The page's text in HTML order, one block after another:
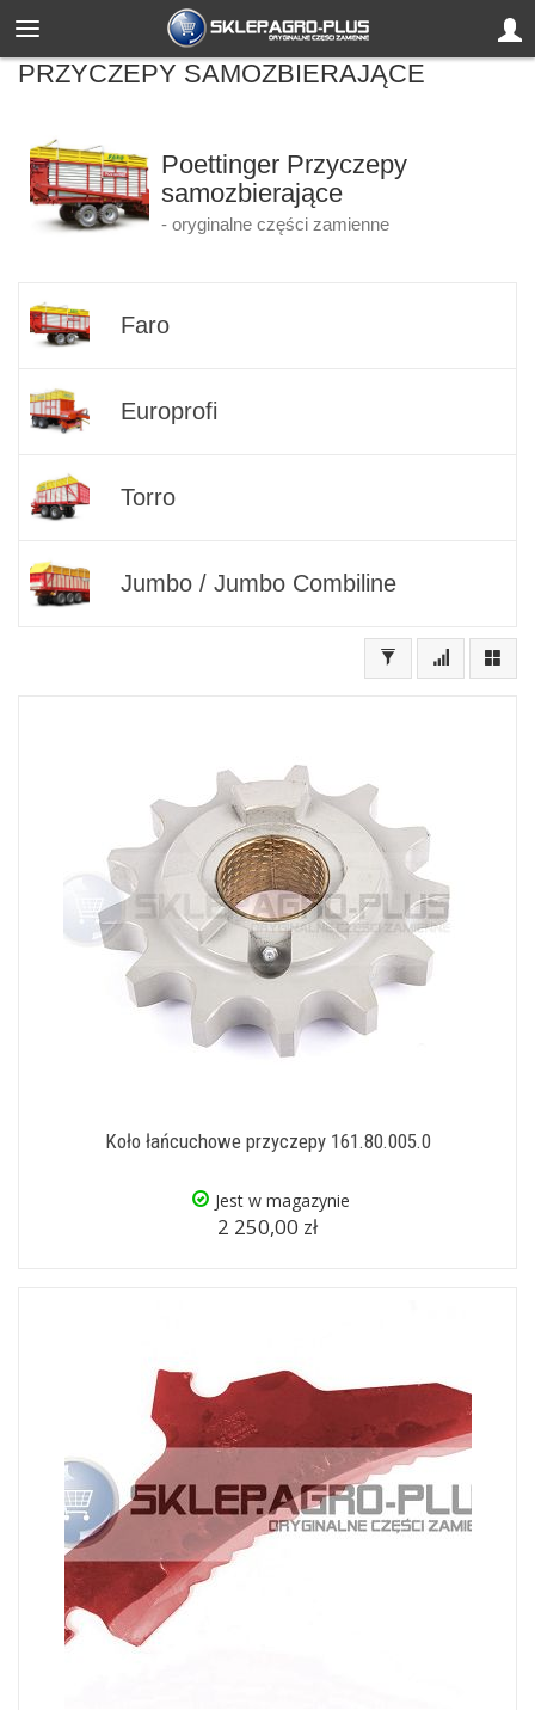
PRZYCZEPY SAMOZBIERAJĄCE
Poettinger Przyczepy
samozbierające
- oryginalne części zamienne
Faro
Europrofi
Torro
Jumbo / Jumbo Combiline
Koło łańcuchowe przyczepy 161.80.005.0
Jest w magazynie
2 250,00 zł